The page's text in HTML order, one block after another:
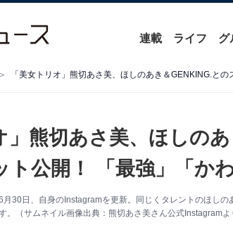
連載 ライフ グ
「美女トリオ」熊切あさ美、ほしのあき＆GENKING.と
」熊切あさ美、ほしの
ト公開！ 「最強」「かわ
30日、自身のInstagramを更新。同じくタレントのほしの
。（サムネイル画像出典：熊切あさ美さん公式Instagramよ